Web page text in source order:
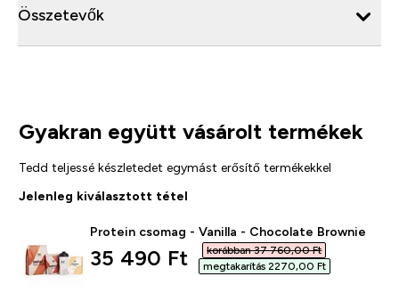
Összetevők
Gyakran együtt vásárolt termékek
Tedd teljessé készletedet egymást erősítő termékekkel
Jelenleg kiválasztott tétel
Protein csomag - Vanilla - Chocolate Brownie
discounted price
35 490 Ft‎
korábban 37 760,00 Ft‎
megtakarítás 2270,00 Ft‎